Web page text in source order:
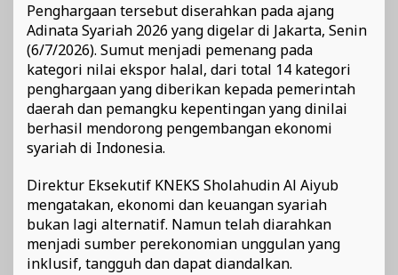
Penghargaan tersebut diserahkan pada ajang
Adinata Syariah 2026 yang digelar di Jakarta, Senin
(6/7/2026). Sumut menjadi pemenang pada
kategori nilai ekspor halal, dari total 14 kategori
penghargaan yang diberikan kepada pemerintah
daerah dan pemangku kepentingan yang dinilai
berhasil mendorong pengembangan ekonomi
syariah di Indonesia.
Direktur Eksekutif KNEKS Sholahudin Al Aiyub
mengatakan, ekonomi dan keuangan syariah
bukan lagi alternatif. Namun telah diarahkan
menjadi sumber perekonomian unggulan yang
inklusif, tangguh dan dapat diandalkan.